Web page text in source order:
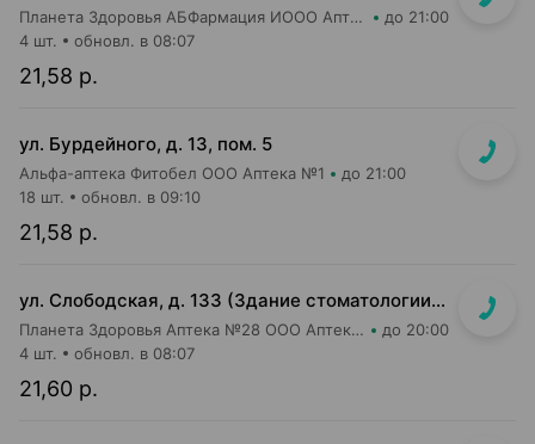
Планета Здоровья АБФармация ИООО Аптека №21 до 21:00
21,58 р.
4 шт. обновл. в 08:07
ул. Бурдейного, д. 13, пом. 5
Альфа-аптека Фитобел ООО Аптека №1 до 21:00
21,58 р.
18 шт. обновл. в 09:10
ул. Слободская, д. 133 (Здание стоматологии, отдельный вход)
Планета Здоровья Аптека №28 ООО Аптека №5 до 20:00
21,60 р.
4 шт. обновл. в 08:07